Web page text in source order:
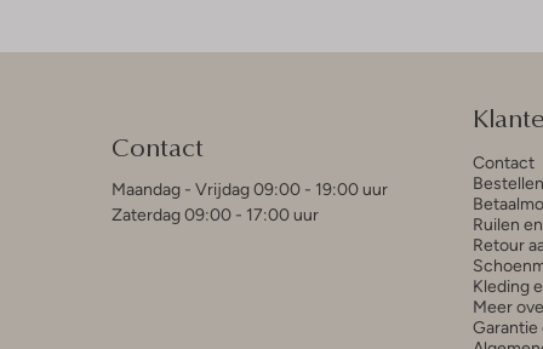
Contact
Maandag - Vrijdag 09:00 - 19:00 uur
Zaterdag 09:00 - 17:00 uur
Contact
Ruilen
Retour
Kleding
Meer
Garantie